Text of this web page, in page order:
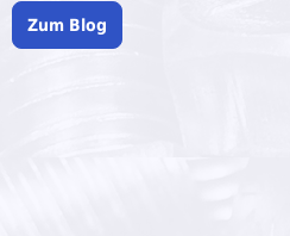
Zum Blog